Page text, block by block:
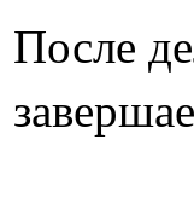
После